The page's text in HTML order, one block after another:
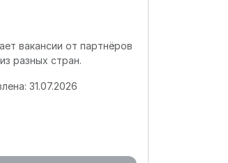
вакансии от партнёров
разных стран.
31.07.2026